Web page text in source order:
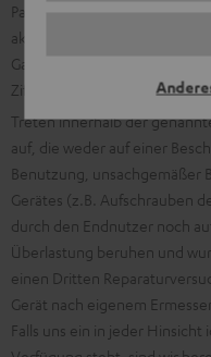
Passiv-Systeme), welches
aktiven Komponenten
Garantiefrist auf die einzelne
Ziffer 4. lit. a) und b)
Treten innerhalb der
auf, die weder auf einer
Benutzung, unsachgemäßer
Gerätes (z.B. Aufschrauben
durch den Endnutzer noch
Überlastung beruhen und
einen Dritten
Gerät nach eigenem
Falls uns ein in jeder